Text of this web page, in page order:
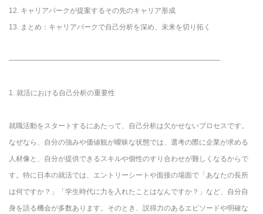
12. キャリアパークが提案するその先のキャリア形成
13. まとめ：キャリアパークで自己分析を深め、未来を切り拓く
――――――――――――――――――――――――――――――
1. 就活における自己分析の重要性
就職活動をスタートするにあたって、自己分析は欠かせないプロセスです。
なぜなら、自分の強みや価値観が曖昧な状態では、選考の際に企業が求める
人材像と、自分が提供できるスキルや個性のすり合わせが難しくなるからで
す。特に日本の就活では、エントリーシートや面接の場面で「あなたの長所
は何ですか？」「学生時代に力を入れたことはなんですか？」など、自分自
身を語る機会が多数あります。そのとき、説得力のあるエピソードや明確な